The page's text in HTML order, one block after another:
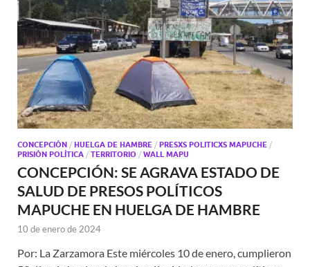
CONCEPCIÓN / HUELGA DE HAMBRE / PRESXS POLITICXS MAPUCHE /
PRISIÓN POLÍTICA / TERRITORIO / WALL MAPU
CONCEPCIÓN: SE AGRAVA ESTADO DE
SALUD DE PRESOS POLÍTICOS
MAPUCHE EN HUELGA DE HAMBRE
10 de enero de 2024
Por: La Zarzamora Este miércoles 10 de enero, cumplieron